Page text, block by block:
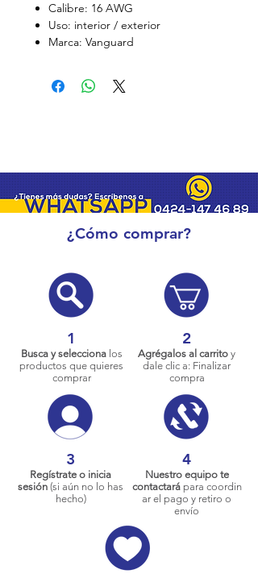
Calibre: 16 AWG
Uso: interior / exterior
Marca: Vanguard
¿Cómo comprar?
1
Busca y seleccionalos
productos que quieres
comprar
2
Agrégalos al carrito y
dale clic a: Finalizar
compra
3
Regístrate o inicia
sesión (si aún no lo has
hecho)
4
Nuestro equipo te
contactarápara coordin
ar el pago y retiro o
envío